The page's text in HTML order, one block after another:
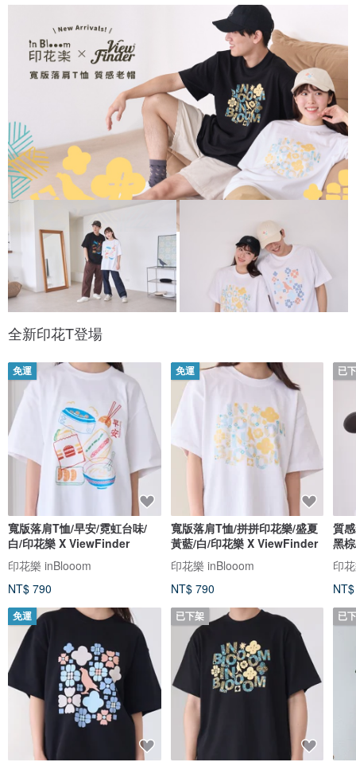
全新印花T登場
免運
寬版落肩T恤/早安/霓虹台味/
白/印花樂 X ViewFinder
印花樂 inBlooom
NT$ 790
免運
免運
寬版落肩T恤/拼拼印花樂/盛夏
黃藍/白/印花樂 X ViewFinder
印花樂 inBlooom
NT$ 790
已下架
已
質
黑
印
已